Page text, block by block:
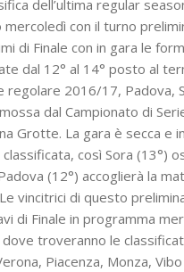
dell’ultima regular
mercoledì con il turno
di Finale con in gara le
dal 12° al 14° posto al
regolare 2016/17, Padova,
dal Campionato di
Grotte. La gara è secca e
così Sora (13°)
(12°) accoglierà la
vincitrici di questo
di Finale in programma
troveranno le
Piacenza, Monza,